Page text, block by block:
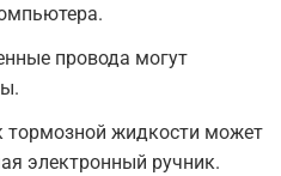
провода могут
тормозной жидкости может
электронный ручник.